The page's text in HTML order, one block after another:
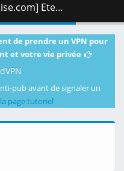
DX 02.mp4 ( 328.50 MB )
de prendre un VPN pour
et votre vie privée
pub avant de signaler un
page tutoriel